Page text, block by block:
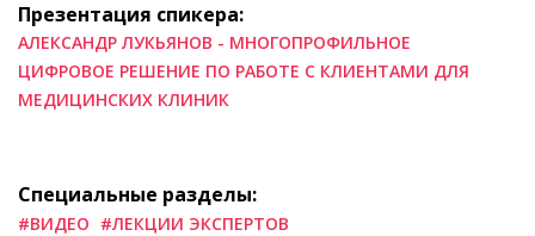
Презентация спикера:
АЛЕКСАНДР ЛУКЬЯНОВ - МНОГОПРОФИЛЬНОЕ
ЦИФРОВОЕ РЕШЕНИЕ ПО РАБОТЕ С КЛИЕНТАМИ ДЛЯ
МЕДИЦИНСКИХ КЛИНИК
Специальные разделы:
#ВИДЕО #ЛЕКЦИИ ЭКСПЕРТОВ